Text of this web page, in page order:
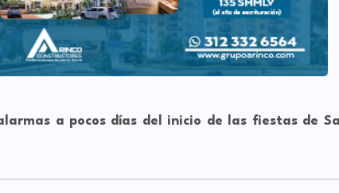
a pocos días del inicio de las fiestas de